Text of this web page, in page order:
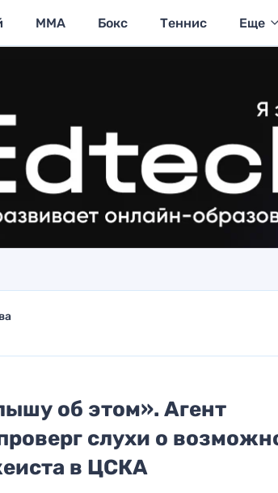
MMA Бокс Теннис Еще
об этом». Агент
слухи о
в ЦСКА